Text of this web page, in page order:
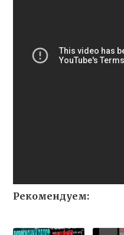
Рекомендуем: